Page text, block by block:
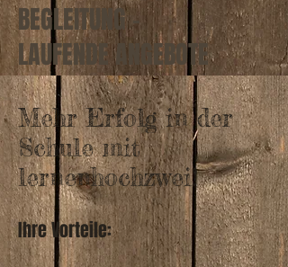
BEGLEITUNG -
LAUFENDE ANGEBOTE
Mehr Erfolg in der
Schule mit
lernenhochzwei!
Ihre Vorteile: